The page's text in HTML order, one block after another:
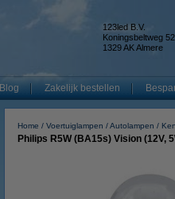
123led B.V.
Koningsbeltweg 52
1329 AK Almere
Blog Zakelijk bestellen
Home Voertuiglampen Autolampen
Philips R5W (BA15s) Vision (12V,